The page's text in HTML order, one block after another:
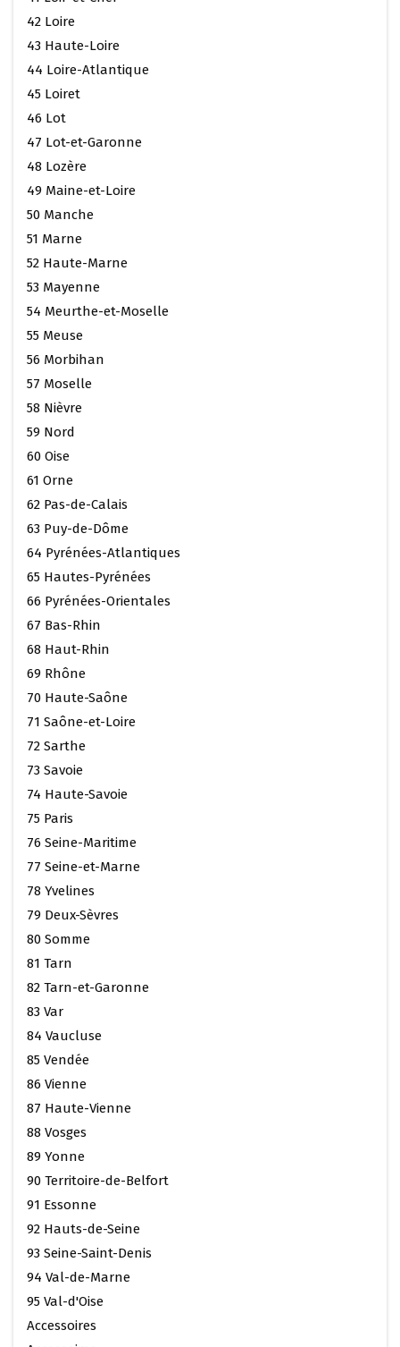
42 Loire
43 Haute-Loire
44 Loire-Atlantique
45 Loiret
46 Lot
47 Lot-et-Garonne
48 Lozère
49 Maine-et-Loire
50 Manche
51 Marne
52 Haute-Marne
53 Mayenne
54 Meurthe-et-Moselle
55 Meuse
56 Morbihan
57 Moselle
58 Nièvre
59 Nord
60 Oise
61 Orne
62 Pas-de-Calais
63 Puy-de-Dôme
64 Pyrénées-Atlantiques
65 Hautes-Pyrénées
66 Pyrénées-Orientales
67 Bas-Rhin
68 Haut-Rhin
69 Rhône
70 Haute-Saône
71 Saône-et-Loire
72 Sarthe
73 Savoie
74 Haute-Savoie
75 Paris
76 Seine-Maritime
77 Seine-et-Marne
78 Yvelines
79 Deux-Sèvres
80 Somme
81 Tarn
82 Tarn-et-Garonne
83 Var
84 Vaucluse
85 Vendée
86 Vienne
87 Haute-Vienne
88 Vosges
89 Yonne
90 Territoire-de-Belfort
91 Essonne
92 Hauts-de-Seine
93 Seine-Saint-Denis
94 Val-de-Marne
95 Val-d'Oise
Accessoires